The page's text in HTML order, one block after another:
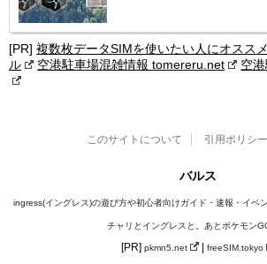
[PR] 複数枚データSIMを使いたい人にオスス
ル
空港駐車場混雑情報 tomereru.net 空
このサイトについて 引用ポリシ
バルス
ingress(イングレス)の遊び方や初心者向けガイド・速報・イベ
チャリとイングレスと。あとポケモン
[PR]pkmn5.net | freeSIM.tokyo